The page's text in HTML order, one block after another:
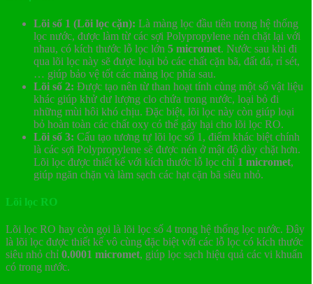
Lõi số 1 (Lõi lọc cặn): Là màng lọc đầu tiên trong hệ thống
lọc nước, được làm từ các sợi Polypropylene nén chặt lại với
nhau, có kích thước lỗ lọc lớn 5 micromet. Nước sau khi đi
qua lõi lọc này sẽ được loại bỏ các chất cặn bã, đất đá, rỉ sét,
… giúp bảo vệ tốt các màng lọc phía sau.
Lõi số 2: Được tạo nên từ than hoạt tính cùng một số vật liệu
khác giúp khử dư lượng clo chứa trong nước, loại bỏ đi
những mùi hôi khó chịu. Đặc biệt, lõi lọc này còn giúp loại
bỏ hoàn toàn các chất oxy có thể gây hại cho lõi lọc RO.
Lõi số 3: Cấu tạo tương tự lõi lọc số 1, điểm khác biệt chính
là các sợi Polypropylene sẽ được nén ở mật độ dày chặt hơn.
Lõi lọc được thiết kế với kích thước lỗ lọc chỉ 1 micromet,
giúp ngăn chặn và làm sạch các hạt cặn bã siêu nhỏ.
Lõi lọc RO
Lõi lọc RO hay còn gọi là lõi lọc số 4 trong hệ thống lọc nước. Đây
là lõi lọc được thiết kế vô cùng đặc biệt với các lỗ lọc có kích thước
siêu nhỏ chỉ 0.0001 micromet, giúp lọc sạch hiệu quả các vi khuẩn
có trong nước.